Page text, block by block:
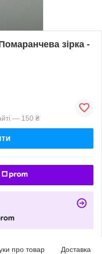
зірка -
— 150 ₴
про товар Доставка